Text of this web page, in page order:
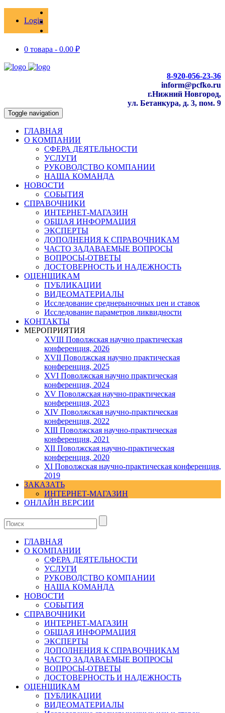
Login
0 товара - 0.00 ₽
8-920-056-23-36
inform@pcfko.ru
г.Нижний Новгород,
ул. Бетанкура, д. 3, пом. 9
Toggle navigation
ГЛАВНАЯ
О КОМПАНИИ
СФЕРА ДЕЯТЕЛЬНОСТИ
УСЛУГИ
РУКОВОДСТВО КОМПАНИИ
НАША КОМАНДА
НОВОСТИ
СОБЫТИЯ
СПРАВОЧНИКИ
ИНТЕРНЕТ-МАГАЗИН
ОБЩАЯ ИНФОРМАЦИЯ
ЭКСПЕРТЫ
ДОПОЛНЕНИЯ К СПРАВОЧНИКАМ
ЧАСТО ЗАДАВАЕМЫЕ ВОПРОСЫ
ВОПРОСЫ-ОТВЕТЫ
ДОСТОВЕРНОСТЬ И НАДЕЖНОСТЬ
ОЦЕНЩИКАМ
ПУБЛИКАЦИИ
ВИДЕОМАТЕРИАЛЫ
Исследование среднерыночных цен и ставок
Исследование параметров ликвидности
КОНТАКТЫ
МЕРОПРИЯТИЯ
XVIII Поволжская научно практическая
конференция, 2026
XVII Поволжская научно практическая
конференция, 2025
XVI Поволжская научно практическая
конференция, 2024
ХV Поволжская научно-практическая
конференция, 2023
ХIV Поволжская научно-практическая
конференция, 2022
ХIII Поволжская научно-практическая
конференция, 2021
ХII Поволжская научно-практическая
конференция, 2020
XI Поволжская научно-практическая конференция,
2019
ЗАКАЗАТЬ
ИНТЕРНЕТ-МАГАЗИН
ОНЛАЙН ВЕРСИИ
ГЛАВНАЯ
О КОМПАНИИ
СФЕРА ДЕЯТЕЛЬНОСТИ
УСЛУГИ
РУКОВОДСТВО КОМПАНИИ
НАША КОМАНДА
НОВОСТИ
СОБЫТИЯ
СПРАВОЧНИКИ
ИНТЕРНЕТ-МАГАЗИН
ОБЩАЯ ИНФОРМАЦИЯ
ЭКСПЕРТЫ
ДОПОЛНЕНИЯ К СПРАВОЧНИКАМ
ЧАСТО ЗАДАВАЕМЫЕ ВОПРОСЫ
ВОПРОСЫ-ОТВЕТЫ
ДОСТОВЕРНОСТЬ И НАДЕЖНОСТЬ
ОЦЕНЩИКАМ
ПУБЛИКАЦИИ
ВИДЕОМАТЕРИАЛЫ